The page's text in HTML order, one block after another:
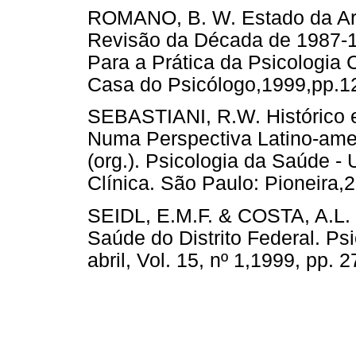
ROMANO, B. W. Estado da
Revisão da Década de
Para a Prática da Psicologia
Casa do
SEBASTIANI, R.W.
Numa Perspectiva Latino-
(org.). Psicologia da Saúde -
Clínica. São Paulo:
SEIDL, E.M.F. & COSTA,
Saúde do Distrito Federal.
abril, Vol. 15, nº 1,1999, pp.